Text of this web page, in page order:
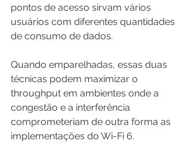
pontos de acesso sirvam vários
usuários com diferentes quantidades
de consumo de dados.
Quando emparelhadas, essas duas
técnicas podem maximizar o
throughput em ambientes onde a
congestão e a interferência
comprometeriam de outra forma as
implementações do Wi-Fi 6.